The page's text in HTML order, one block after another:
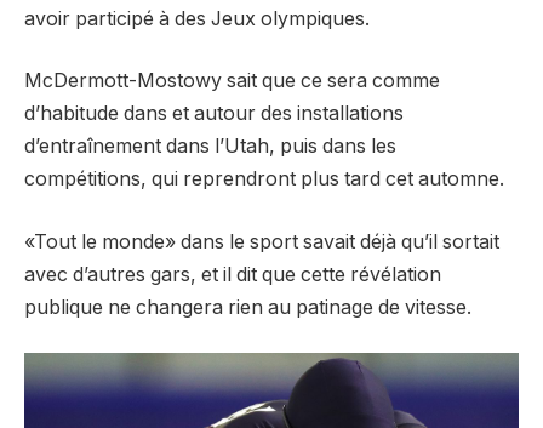
avoir participé à des Jeux olympiques.
McDermott-Mostowy sait que ce sera comme
d’habitude dans et autour des installations
d’entraînement dans l’Utah, puis dans les
compétitions, qui reprendront plus tard cet automne.
«Tout le monde» dans le sport savait déjà qu’il sortait
avec d’autres gars, et il dit que cette révélation
publique ne changera rien au patinage de vitesse.